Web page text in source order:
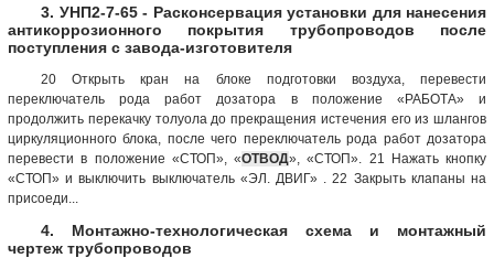
3. УНП2-7-65 - Расконсервация установки для нанесения
антикоррозионного покрытия трубопроводов после
поступления с завода-изготовителя
20 Открыть кран на блоке подготовки воздуха, перевести
переключатель рода работ дозатора в положение «РАБОТА» и
продолжить перекачку толуола до прекращения истечения его из шлангов
циркуляционного блока, после чего переключатель рода работ дозатора
перевести в положение «СТОП», «ОТВОД», «СТОП». 21 Нажать кнопку
«СТОП» и выключить выключатель «ЭЛ. ДВИГ» . 22 Закрыть клапаны на
присоеди...
4. Монтажно-технологическая схема и монтажный
чертеж трубопроводов